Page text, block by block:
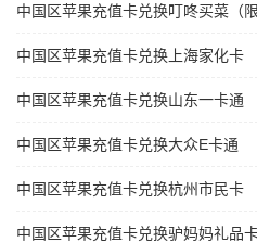
中国区苹果充值卡兑换叮咚买菜（
中国区苹果充值卡兑换上海家化卡
中国区苹果充值卡兑换山东一卡通
中国区苹果充值卡兑换大众E卡通
中国区苹果充值卡兑换杭州市民卡
中国区苹果充值卡兑换驴妈妈礼品